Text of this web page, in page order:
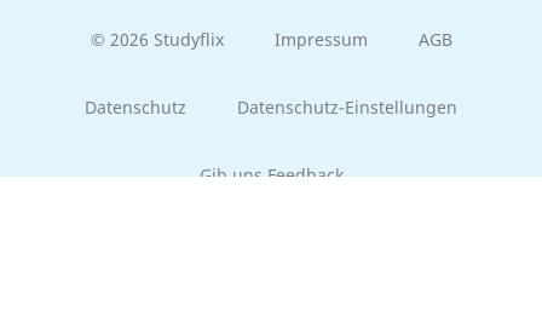
© 2026 Studyflix Impressum AGB
Datenschutz Datenschutz-Einstellungen
Gib uns Feedback